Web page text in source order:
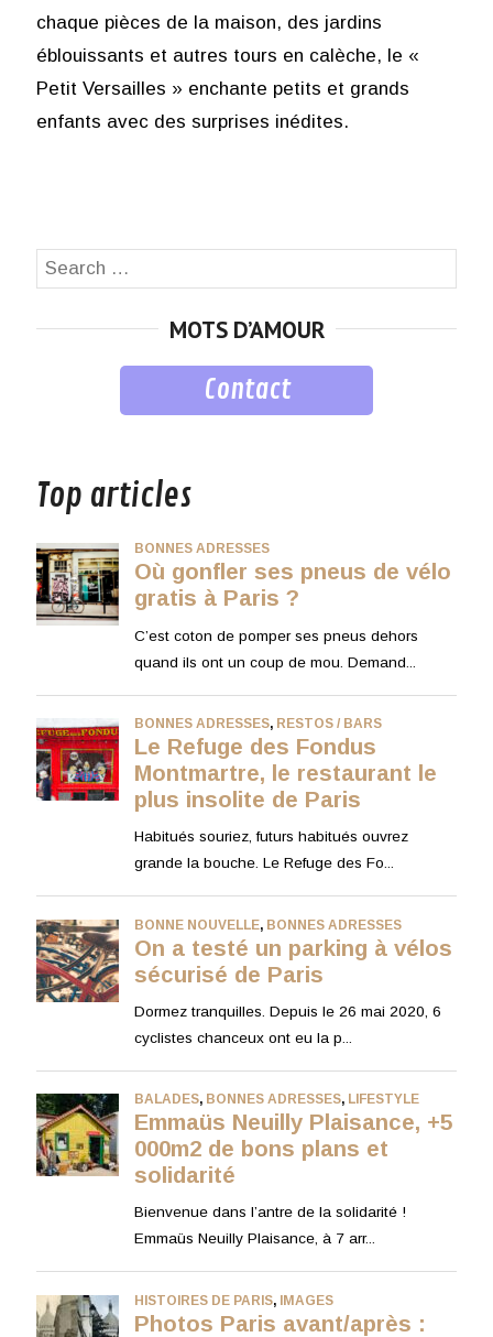
chaque pièces de la maison, des jardins
éblouissants et autres tours en calèche, le «
Petit Versailles » enchante petits et grands
enfants avec des surprises inédites.
Search
MOTS D’AMOUR
Contact
Top articles